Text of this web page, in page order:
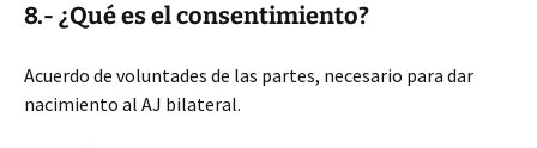
8.- ¿Qué es el consentimiento?
Acuerdo de voluntades de las partes, necesario para dar
nacimiento al AJ bilateral.